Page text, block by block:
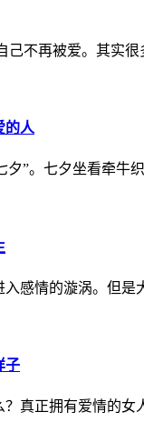
不再被爱。其实很
的人
”。七夕坐看牵牛
感情的漩涡。但
子
真正拥有爱情的